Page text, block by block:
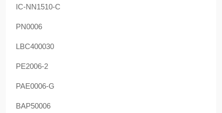
IC-NN1510-C
PN0006
LBC400030
PE2006-2
PAE0006-G
BAP50006